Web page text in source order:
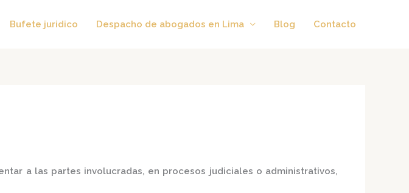
Bufete juridico Despacho de abogados en Lima Blog Contacto
a las partes involucradas, en procesos judiciales o administrativos,